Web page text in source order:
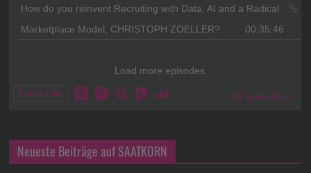
Neueste Beiträge auf SAATKORN